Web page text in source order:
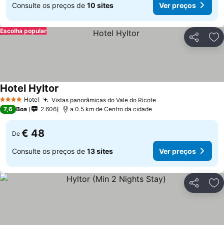
Consulte os preços de 10 sites Ver preços
Partilhar
Escolha popular
4 EstrelasHotel Vistas panorâmicas do Vale do Ricote
Hotel Hyltor
7,6 Boa 2.606 a 0.5 km de Centro da cidade
De € 48
Consulte os preços de 13 sites Ver preços
Partilhar